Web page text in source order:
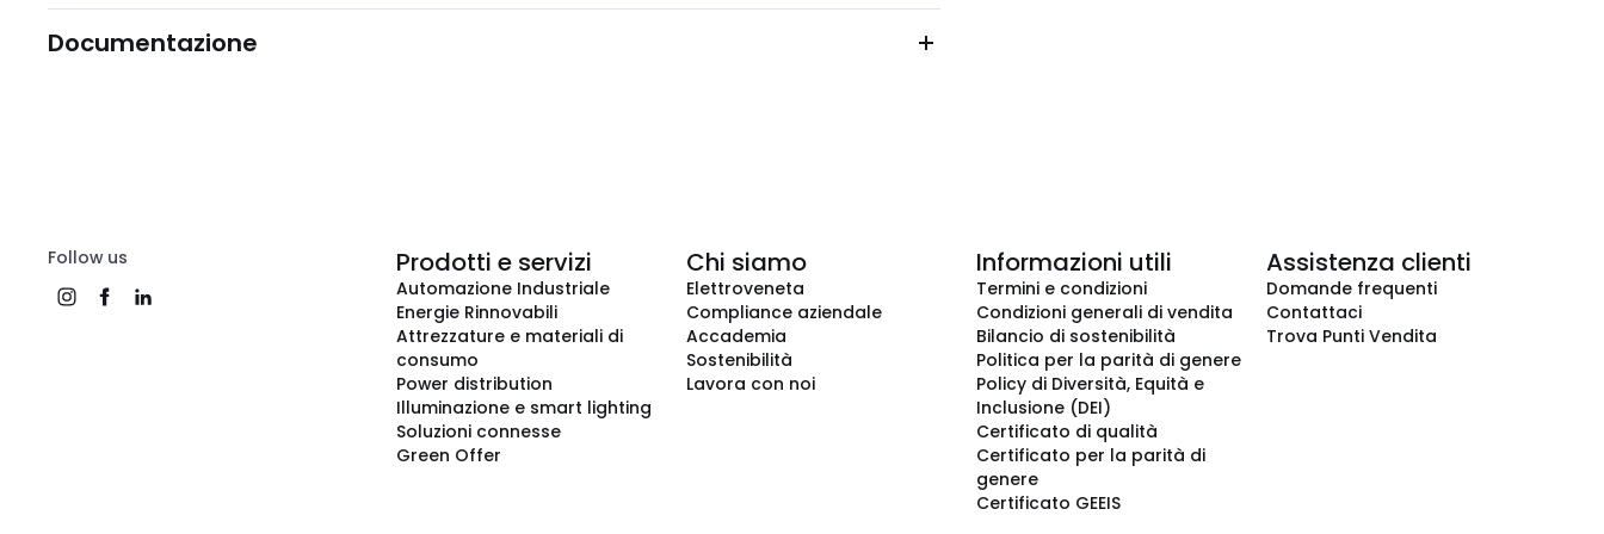
Documentazione
Follow us Prodotti e servizi
Automazione Industriale
Energie Rinnovabili
Attrezzature e materiali di
consumo
Power distribution
Illuminazione e smart lighting
Soluzioni connesse
Green Offer
Chi siamo
Elettroveneta
Compliance aziendale
Accademia
Sostenibilità
Lavora con noi
Informazioni utili
Termini e condizioni
Condizioni generali di vendita
Bilancio di sostenibilità
Politica per la parità di genere
Policy di Diversità, Equità e
Inclusione (DEI)
Certificato di qualità
Certificato per la parità di
genere
Certificato GEEIS
Assistenza clienti
Domande frequenti
Contattaci
Trova Punti Vendita